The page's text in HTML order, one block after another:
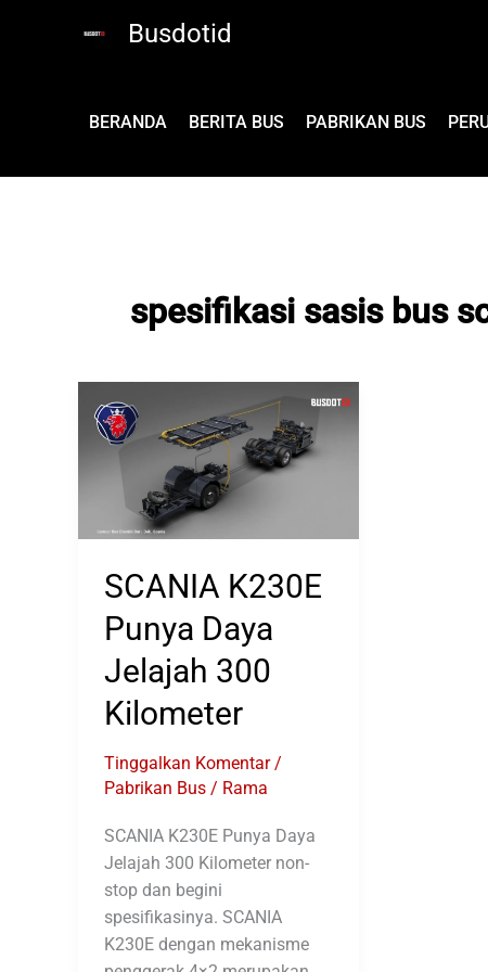
Busdotid
BERANDA BERITA BUS PABRIKAN BUS
spesifikasi sasis bus
SCANIA K230E
Punya Daya
Jelajah 300
Kilometer
Tinggalkan Komentar /
Pabrikan Bus / Rama
SCANIA K230E Punya Daya
Jelajah 300 Kilometer non-
stop dan begini
spesifikasinya. SCANIA
K230E dengan mekanisme